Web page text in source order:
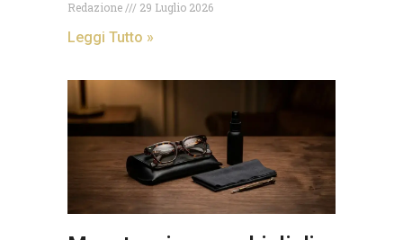
Redazione 29 Luglio 2026
Leggi Tutto »